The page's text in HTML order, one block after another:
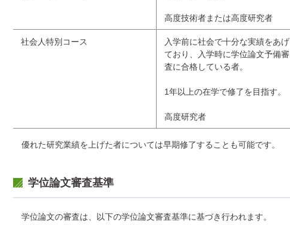
高度技術者または高度研究者
社会人特別コース
入学前に社会で十分な実績をあげ
ており、入学時に学位論文予備審
査に合格している者。
1年以上の在学で修了を目指す。
高度研究者
優れた研究業績を上げた者については早期修了することも可能です。
学位論文審査基準
学位論文の審査は、以下の学位論文審査基準に基づき行われます。